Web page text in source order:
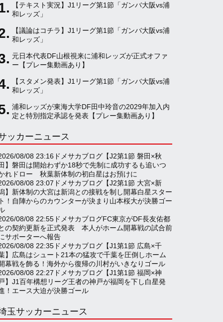
a
m
C
h
e
l
【テキスト実況】J1リーグ第1節「ガンバ大阪vs浦
和レッズ」
【議論はコチラ】J1リーグ第1節「ガンバ大阪vs浦
和レッズ」
元日本代表DF山根視来に浦和レッズが正式オファ
ー【プレー集動画あり】
【スタメン発表】J1リーグ第1節「ガンバ大阪vs浦
和レッズ」
浦和レッズが東海大学DF田中玲音の2029年加入内
定と特別指定承認を発表【プレー集動画あり】
ッカーニュース
08/08 23:16ドメサカブログ【J2第1節 磐田×秋
】磐田は開始わずか18秒で先制に成功するも追いつ
れドロー 秋葉新体制の初白星はお預けに
08/08 23:07 ドメサカブログ【J2第1節 大宮×新
】新体制の大宮は新潟との接戦を制し開幕白星スター
ト！自陣からのカウンターが決まり山本桜大が決勝ゴー
08/08 22:55ドメサカブログFC東京がDF長友佑都
の契約更新を正式発表 本人がホーム開幕戦の試合前
サポーターへ報告
08/08 22:35ドメサカブログ【J1第1節 広島×千
】広島はシュート21本の猛攻で千葉を圧倒しホーム
幕戦を飾る！海外から復帰の川村がいきなりゴール
08/08 22:27 ドメサカブログ【J1第1節 福岡×神
】J1百年構想リーグ王者の神戸が福岡を下し白星発
！エース大迫が決勝ゴール
玉サッカーニュース